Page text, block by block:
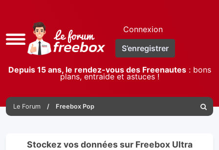
Accès
rapide
Connexion
S’enregistrer
Depuis 15 ans, le rendez-vous des Freenautes: bons
plans, entraide et astuces !
Le Forum Freebox Pop
Stockez vos données sur Freebox Ultra